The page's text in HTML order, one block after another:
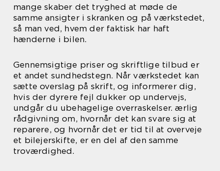
mange skaber det tryghed at møde de
samme ansigter i skranken og på værkstedet,
så man ved, hvem der faktisk har haft
hænderne i bilen.
Gennemsigtige priser og skriftlige tilbud er
et andet sundhedstegn. Når værkstedet kan
sætte overslag på skrift, og informerer dig,
hvis der dyrere fejl dukker op undervejs,
undgår du ubehagelige overraskelser. ærlig
rådgivning om, hvornår det kan svare sig at
reparere, og hvornår det er tid til at overveje
et bilejerskifte, er en del af den samme
troværdighed.